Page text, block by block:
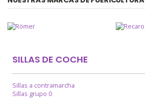
SILLAS DE COCHE
Sillas a contramarcha
Sillas grupo 0